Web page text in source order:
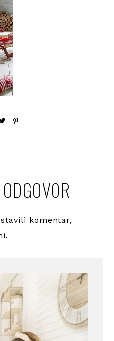
komentar,
.